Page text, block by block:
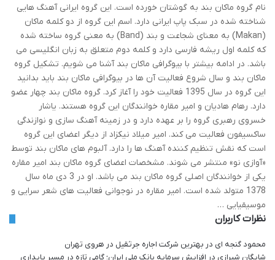
نام گروه ماکان بند به گوشتان خورده است. این گروه ایرانی آهنگ هایی
شناخته شده در سبک پاپ ایرانی دارد. اسم این گروه از دو کلمه ماکان
(Makan) به معنای شجاعت و بند (Band) به معنی گروه ساخته شده
که کلمه اول ریشه فارسی دارد و کلمه دوم متعلق به زبان انگلیسی می
باشد. در ادامه بیشتر با بیوگرافی ماکان بند آشنا می شویم. تشکیل گروه
ماکان بند و سال شروع فعالیت آن ها در بیوگرافی ماکان بند باید بدانید
این گروه در سال 1395 فعالیت خود را آغاز کرد. گروه ماکان بند چهار عضو
دارد. رهام هادیان و امیر مقاره خوانندگان این گروه هستند. یاشار
خسروی رهبری گروه را بر عهده دارد و در زمینه آهنگ سازی و نوازندگی
ساکسیفون فعالیت می کند. امیر میلاد نیکزاد از دیگر اعضای این گروه
است که نقش تنظیم کننده آهنگ ها را دارد. آلبوم های ماکان بند توسط
«آوازی نو» منتشر می شوند. مشخصات اعضای گروه ماکان بند امیر مقاره
یکی از خوانندگان اصلی گروه ماکان بند می باشد. او در 3 دی ماه سال
1378 متولد شده است. امیر مقاره در نوجوانی فعالیت های شعر سرایی و
موسیقیایی …
نظرات کاربران
محمود گنجه ای در بهترین شرکت اجاره جرثقیل در هروی تهران
شایگان شیرازی در افزایش سرمایه بانک ملی ایران؛ گامی تازه در مسیر پایداری